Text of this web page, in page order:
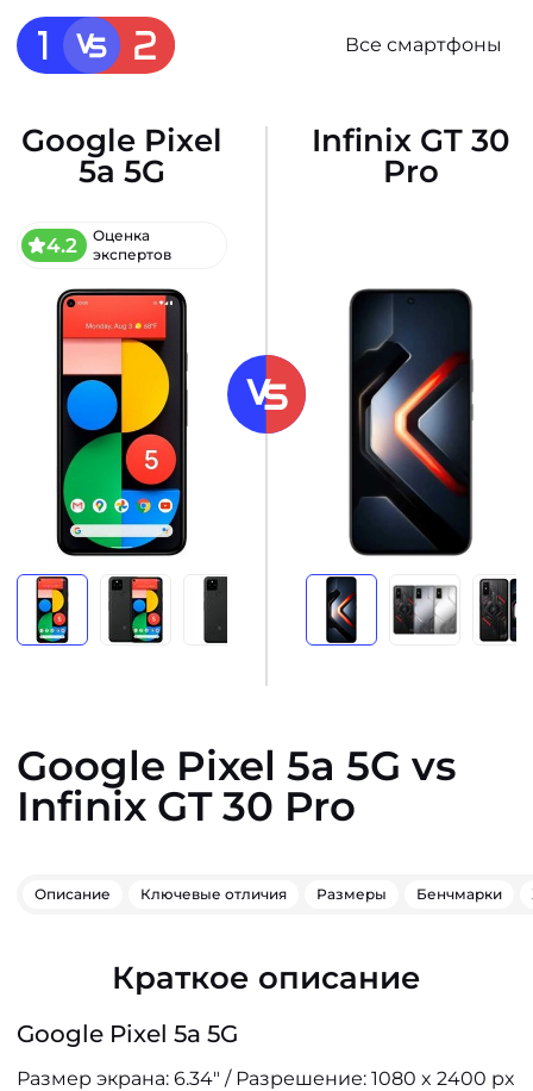
Все смартфоны
Google Pixel
5a 5G
4.2
Оценка
экспертов
Infinix GT 30
Pro
Google Pixel 5a 5G vs
Infinix GT 30 Pro
Описание Ключевые отличия Размеры Бенчмарки
Краткое описание
Google Pixel 5a 5G
Размер экрана: 6.34" / Разрешение: 1080 x 2400 px